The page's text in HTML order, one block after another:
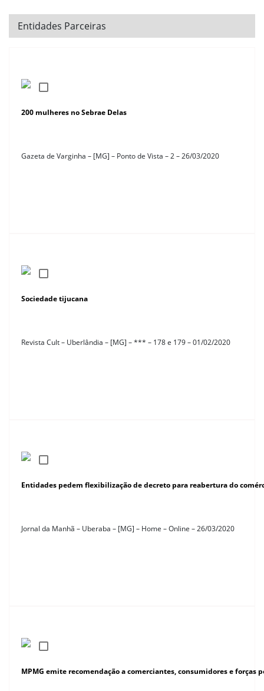
Entidades Parceiras
200 mulheres no Sebrae Delas
Gazeta de Varginha – [MG] – Ponto de Vista – 2 – 26/03/2020
Sociedade tijucana
Revista Cult – Uberlândia – [MG] – *** – 178 e 179 – 01/02/2020
Entidades pedem flexibilização de decreto para reabertura do
Jornal da Manhã – Uberaba – [MG] – Home – Online – 26/03/2020
MPMG emite recomendação a comerciantes, consumidores e forças